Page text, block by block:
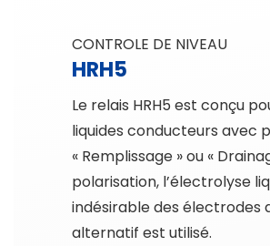
CONTROLE DE NIVEAU
HRH5
Le relais HRH5 est conçu
liquides conducteurs avec
« Remplissage » ou «
polarisation, l’électrolyse
indésirable des électrodes
alternatif est utilisé.